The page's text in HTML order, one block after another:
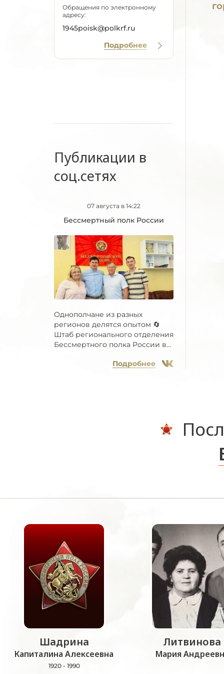
Обращения по электронному
адресу:
1945poisk@polkrf.ru
Подробнее
Публикации в
соц.сетях
07 августа в 14:22
Бессмертный полк России
Однополчане из разных
регионов делятся опытом 🔄
Штаб регионального отделения
Бессмертного полка России в...
Подробнее
Шадрина
Капиталина Алексеевна
1920 - 1990
Литвинова
Мария